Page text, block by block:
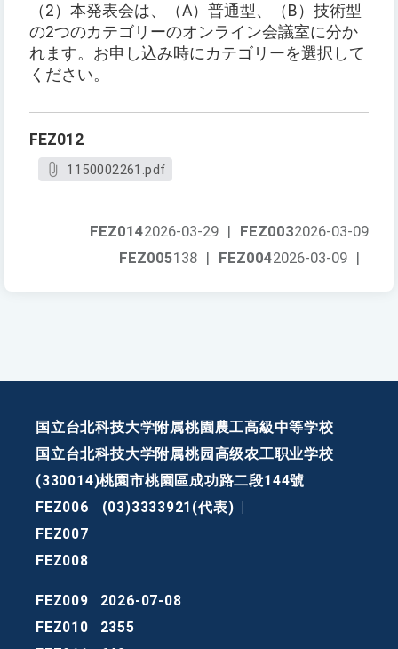
（2）本発表会は、（A）普通型、（B）技術型
の2つのカテゴリーのオンライン会議室に分か
れます。お申し込み時にカテゴリーを選択して
ください。
FEZ012
1150002261.pdf
FEZ0032026-03-09
FEZ0142026-03-29 |
FEZ0042026-03-09 |
FEZ005138 |
国立台北科技大学附属桃園農工高級中等学校
国立台北科技大学附属桃园高级农工职业学校
(330014)桃園市桃園區成功路二段144號
FEZ006
(03)3333921(代表)
FEZ007
FEZ008
FEZ009
2026-07-08
FEZ010
2355